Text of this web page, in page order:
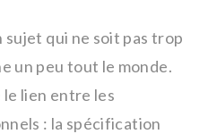
qui ne soit pas trop
un peu tout le monde.
le lien entre les
: la spécification